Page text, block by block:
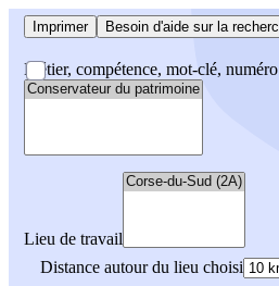
Imprimer Besoin d'aide sur la
Métier, compétence, mot-clé,
Lieu de travail
Distance autour du lieu choisi